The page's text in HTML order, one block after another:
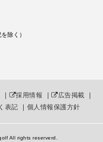
除く）
｜ 採用情報 ｜ 広告掲載 ｜
表記 ｜ 個人情報保護方針
All rights reserverd.